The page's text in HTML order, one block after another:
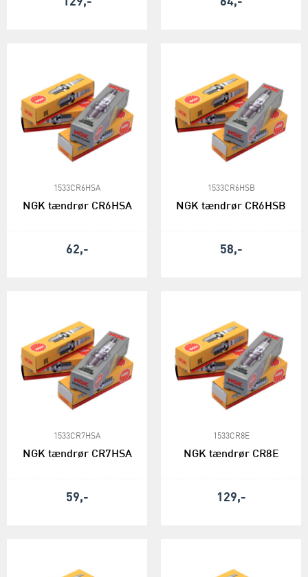
1533CR6HSA
NGK tændrør CR6HSA
62,-
1533CR6HSB
NGK tændrør CR6HSB
58,-
1533CR7HSA
NGK tændrør CR7HSA
59,-
1533CR8E
NGK tændrør CR8E
129,-